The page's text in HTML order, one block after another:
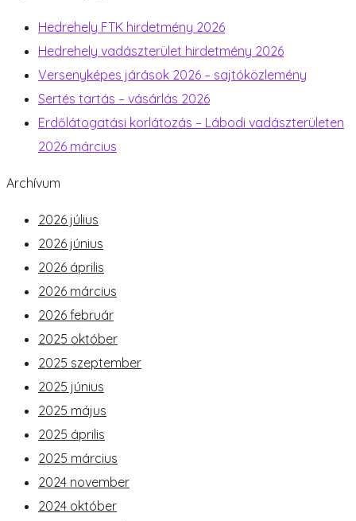
Hedrehely FTK hirdetmény 2026
Hedrehely vadászterület hirdetmény 2026
Versenyképes járások 2026 – sajtóközlemény
Sertés tartás – vásárlás 2026
Erdőlátogatási korlátozás – Lábodi vadászterületen
2026 március
Archívum
2026 július
2026 június
2026 április
2026 március
2026 február
2025 október
2025 szeptember
2025 június
2025 május
2025 április
2025 március
2024 november
2024 október